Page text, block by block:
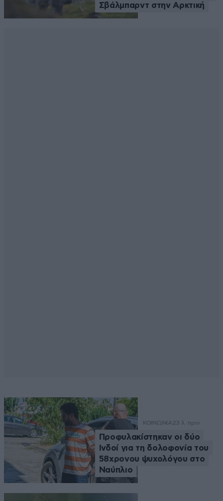
Σβάλμπαρντ στην Αρκτική
ΚΟΙΝΩΝΙΑ23 λ. πριν
Προφυλακίστηκαν οι δύο
Ινδοί για τη δολοφονία του
58χρονου ψυχολόγου στο
Ναύπλιο